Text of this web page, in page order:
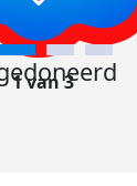
1 van 3